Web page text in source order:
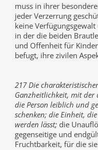
muss in ihrer
jeder Verzerrung
keine
in der die beiden
und Offenheit für
befugt, ihre zivilen
217 Die
Ganzheitlichkeit, mit der
die Person leiblich und
schenken; die Einheit, die
werden lässt; die
gegenseitige und
Fruchtbarkeit, für die